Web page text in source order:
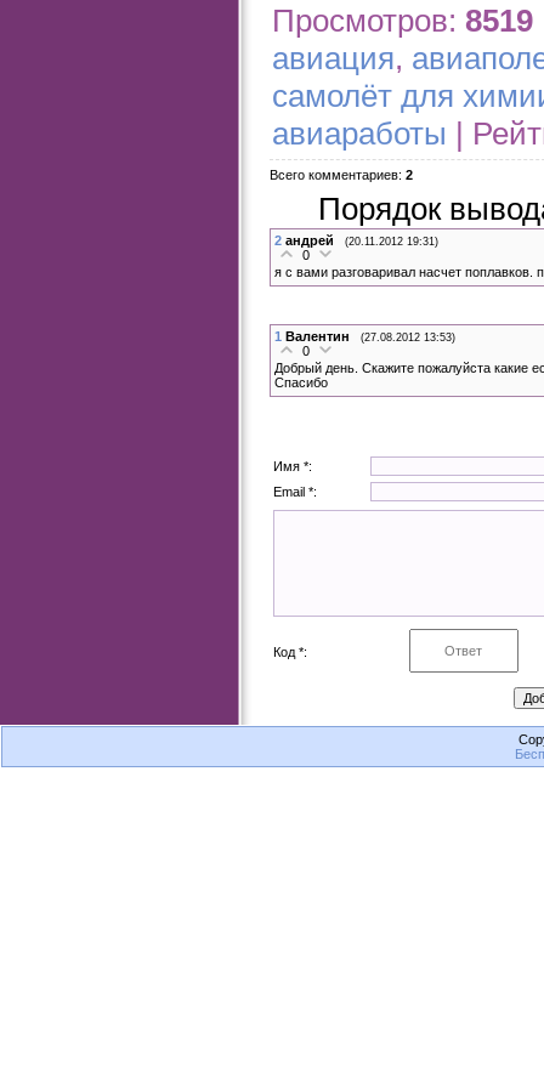
Просмотров: 8519
авиация,
самолёт для
авиаработы |
Всего комментариев: 2
Порядок
2 андрей (20.11.2012 19:31)
0
я с вами разговаривал насчет
1 Валентин (27.08.2012 13:53)
0
Добрый день. Скажите пожалуйста какие
Спасибо
Имя *:
Email *:
Код *: